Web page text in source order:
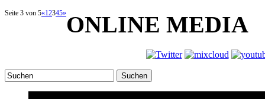
Seite 3 von 5«12345»ONLINE MEDIA
Suchen